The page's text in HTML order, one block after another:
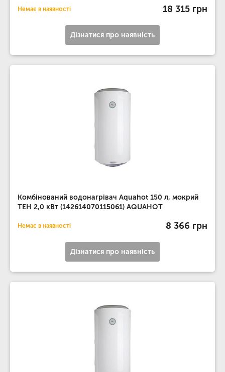
Немає в наявності 18 315 грн
Дізнатися про наявність
Комбінований водонагрівач Aquahot 150 л, мокрий
ТЕН 2,0 кВт (142614070115061) AQUAHOT
Немає в наявності 8 366 грн
Дізнатися про наявність